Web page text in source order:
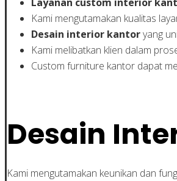
Kami mengutamakan kualitas
Desain interior kantoryang
Kami melibatkan klien dalam
Custom furniture kantor dapat
Desain
Kami mengutamakan keunikan dan